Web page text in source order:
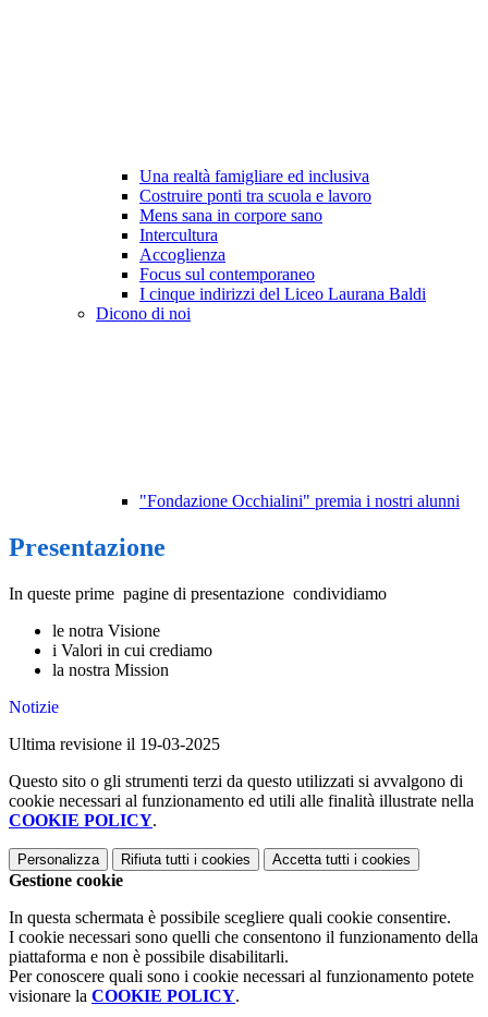
Una realtà famigliare ed inclusiva
Costruire ponti tra scuola e lavoro
Mens sana in corpore sano
Intercultura
Accoglienza
Focus sul contemporaneo
I cinque indirizzi del Liceo Laurana Baldi
Dicono di noi
"Fondazione Occhialini" premia i nostri alunni
Presentazione
In queste prime pagine di presentazione condividiamo
le notra Visione
i Valori in cui crediamo
la nostra Mission
Notizie
Ultima revisione il 19-03-2025
Questo sito o gli strumenti terzi da questo utilizzati si avvalgono di
cookie necessari al funzionamento ed utili alle finalità illustrate nella
COOKIE POLICY.
Personalizza Rifiuta tutti i cookies Accetta tutti i cookies
Gestione cookie
In questa schermata è possibile scegliere quali cookie consentire.
I cookie necessari sono quelli che consentono il funzionamento della
piattaforma e non è possibile disabilitarli.
Per conoscere quali sono i cookie necessari al funzionamento potete
visionare la COOKIE POLICY.